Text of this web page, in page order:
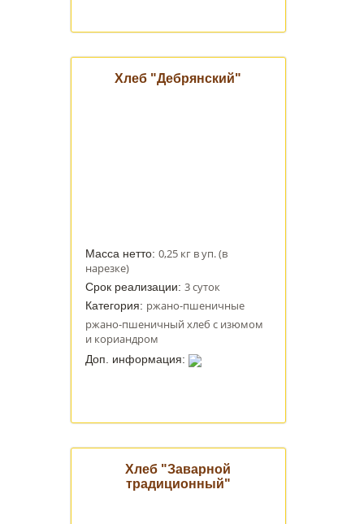
Хлеб "Дебрянский"
Масса нетто: 0,25 кг в уп. (в
нарезке)
Срок реализации: 3 суток
Категория: ржано-пшеничные
ржано-пшеничный хлеб с изюмом
и кориандром
Доп. информация:
Хлеб "Заварной
традиционный"